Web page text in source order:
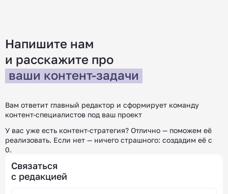
Напишите нам
и расскажите про
ваши контент-задачи
Вам ответит главный редактор и сформирует команду
контент-специалистов под ваш проект
У вас уже есть контент-стратегия? Отлично — поможем её
реализовать. Если нет — ничего страшного: создадим её с
0.
Связаться
с редакцией